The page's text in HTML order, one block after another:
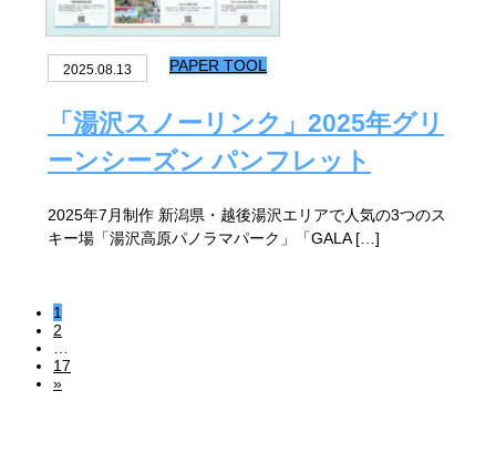
2025.08.13 PAPER TOOL
「湯沢スノーリンク」2025年グリ
ーンシーズン パンフレット
2025年7月制作 新潟県・越後湯沢エリアで人気の3つのス
キー場「湯沢高原パノラマパーク」「GALA […]
1
2
17
»